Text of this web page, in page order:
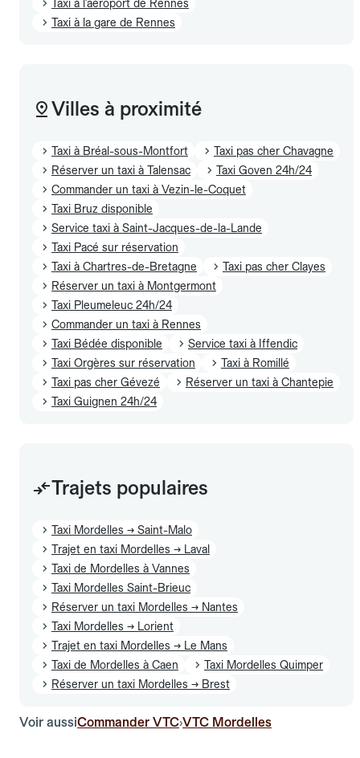
Taxi à l'aéroport de Rennes
Taxi à la gare de Rennes
Villes à proximité
Taxi à Bréal-sous-Montfort
Taxi pas cher Chavagne
Réserver un taxi à Talensac
Taxi Goven 24h/24
Commander un taxi à Vezin-le-Coquet
Taxi Bruz disponible
Service taxi à Saint-Jacques-de-la-Lande
Taxi Pacé sur réservation
Taxi à Chartres-de-Bretagne
Taxi pas cher Clayes
Réserver un taxi à Montgermont
Taxi Pleumeleuc 24h/24
Commander un taxi à Rennes
Taxi Bédée disponible
Service taxi à Iffendic
Taxi Orgères sur réservation
Taxi à Romillé
Taxi pas cher Gévezé
Réserver un taxi à Chantepie
Taxi Guignen 24h/24
Trajets populaires
Taxi Mordelles → Saint-Malo
Trajet en taxi Mordelles → Laval
Taxi de Mordelles à Vannes
Taxi Mordelles Saint-Brieuc
Réserver un taxi Mordelles → Nantes
Taxi Mordelles → Lorient
Trajet en taxi Mordelles → Le Mans
Taxi de Mordelles à Caen
Taxi Mordelles Quimper
Réserver un taxi Mordelles → Brest
Voir aussiCommander VTC›VTC Mordelles